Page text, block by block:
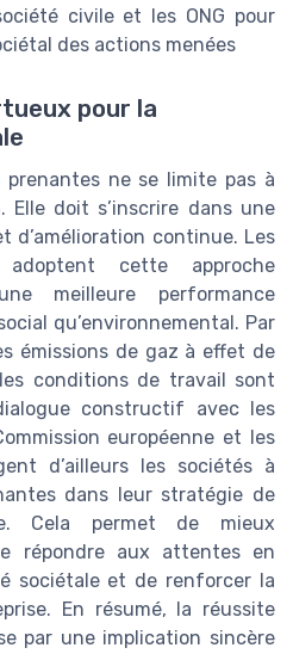
civile et les ONG pour
des actions menées
pour la
prenantes ne se limite pas à
Elle doit s’inscrire dans une
d’amélioration continue. Les
cette approche
meilleure performance
qu’environnemental. Par
émissions de gaz à effet de
conditions de travail sont
constructif avec les
européenne et les
d’ailleurs les sociétés à
dans leur stratégie de
Cela permet de mieux
répondre aux attentes en
sociétale et de renforcer la
En résumé, la réussite
par une implication sincère